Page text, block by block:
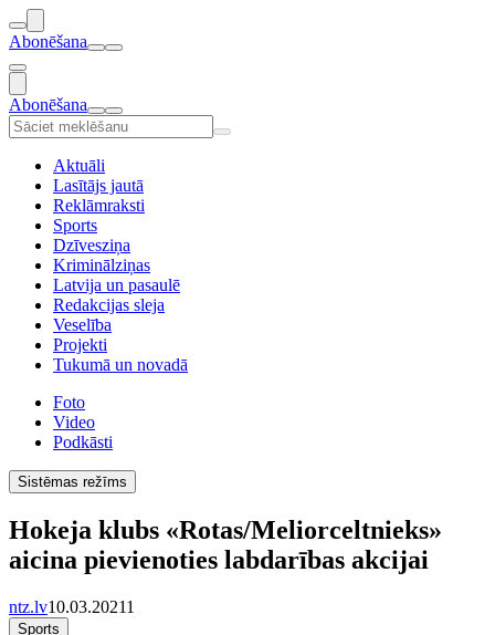
Abonēšana
Abonēšana
Aktuāli
Lasītājs jautā
Reklāmraksti
Sports
Dzīvesziņa
Kriminālziņas
Latvija un pasaulē
Redakcijas sleja
Veselība
Projekti
Tukumā un novadā
Foto
Video
Podkāsti
Sistēmas režīms
Hokeja klubs «Rotas/Meliorceltnieks»
aicina pievienoties labdarības akcijai
ntz.lv10.03.20211
Sports